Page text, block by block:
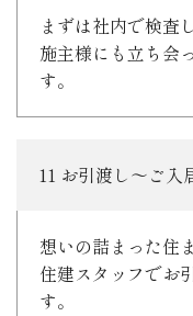
まずは社内で検査
施主様にも立ち会
す。
11 お引渡し～ご入
想いの詰まった住
住建スタッフでお
す。